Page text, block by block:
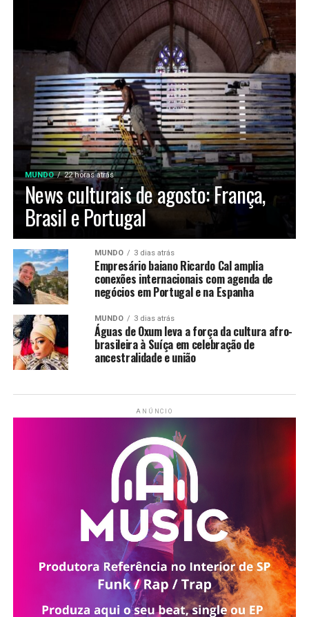
MUNDO 22 horas atrás
News culturais de agosto: França,
Brasil e Portugal
MUNDO 3 dias atrás
Empresário baiano Ricardo Cal amplia
conexões internacionais com agenda de
negócios em Portugal e na Espanha
MUNDO 3 dias atrás
Águas de Oxum leva a força da cultura afro-
brasileira à Suíça em celebração de
ancestralidade e união
ANÚNCIO